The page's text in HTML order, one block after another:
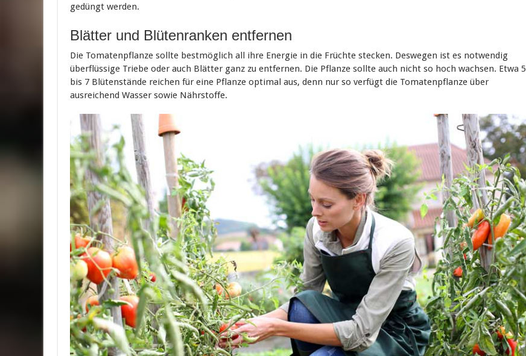
gedüngt werden.
Blätter und Blütenranken entfernen
Die Tomatenpflanze sollte bestmöglich all ihre Energie in die Früchte stecken. Deswegen ist es notwendig
überflüssige Triebe oder auch Blätter ganz zu entfernen. Die Pflanze sollte auch nicht so hoch wachsen. Etwa 5
bis 7 Blütenstände reichen für eine Pflanze optimal aus, denn nur so verfügt die Tomatenpflanze über
ausreichend Wasser sowie Nährstoffe.